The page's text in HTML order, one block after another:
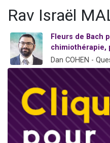
Il reste 49
12
Rav Israël
Fleurs de Bach
chimiothérapie,
Dan COHEN -